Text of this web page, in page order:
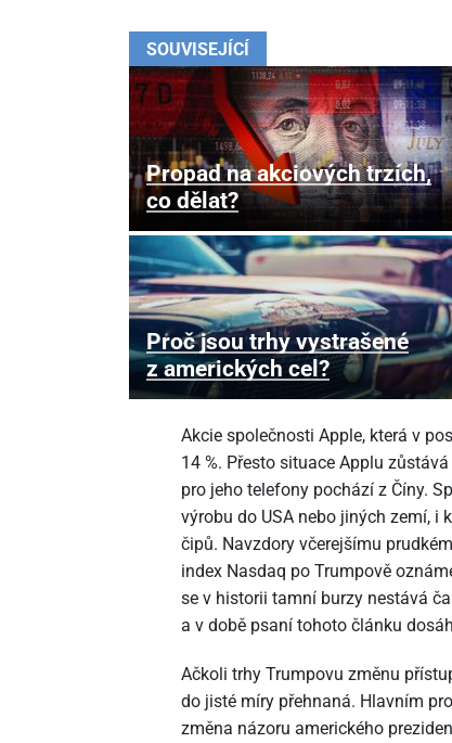
SOUVISEJÍCÍ
Propad na akciových trzích,
co dělat?
Proč jsou trhy vystrašené
z amerických cel?
Akcie společnosti Apple, která v
14 %. Přesto situace Applu
pro jeho telefony pochází z Číny.
výrobu do USA nebo jiných zemí, i
čipů. Navzdory včerejšímu
index Nasdaq po Trumpově
se v historii tamní burzy nestává
a v době psaní tohoto článku
Ačkoli trhy Trumpovu změnu
do jisté míry přehnaná. Hlavním
změna názoru amerického